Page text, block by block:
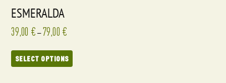
ESMERALDA
39,00 € –79,00 €
SELECT OPTIONS